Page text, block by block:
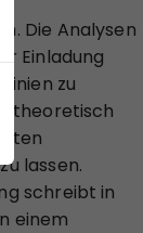
Die Analysen
Einladung
zu
lassen.
schreibt in
einem